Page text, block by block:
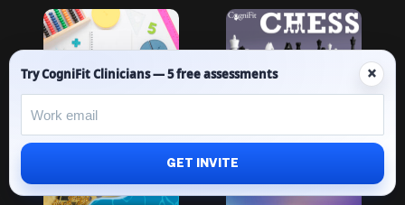
Математическая мания: как
юные умы
платформа CogniFit
Try CogniFit Clinicians — 5 free assessments ×
GET INVITE